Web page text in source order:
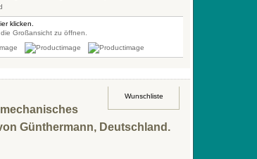
klicken.
Großansicht zu öffnen.
Wunschliste
Günthermann, Deutschland.